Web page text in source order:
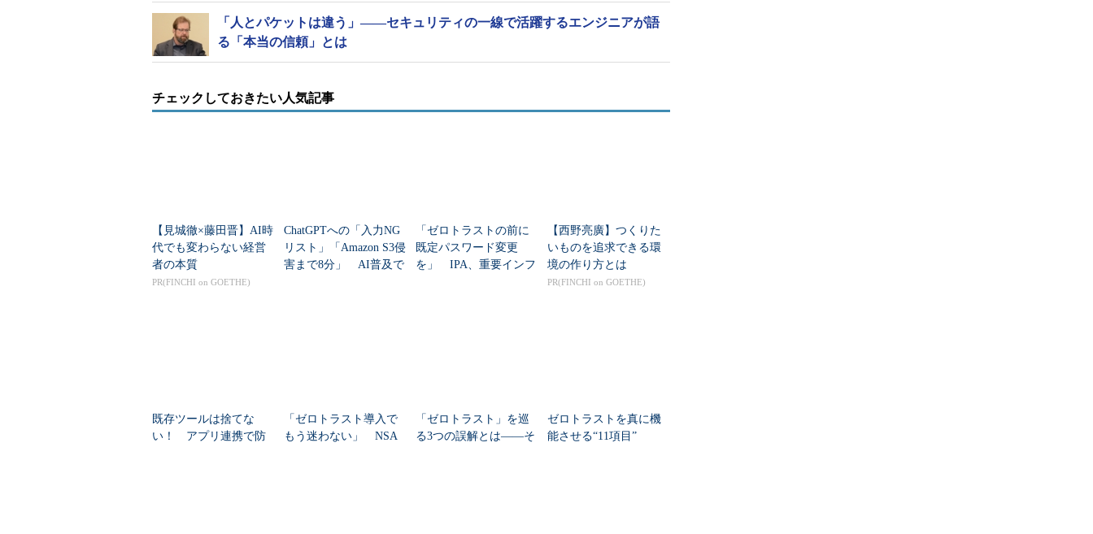
「人とパケットは違う」――セキュリティの一線で活躍するエンジニアが語
る「本当の信頼」とは
チェックしておきたい人気記事
【見城徹×藤田晋】AI時
代でも変わらない経営
者の本質
PR(FINCHI on GOETHE)
ChatGPTへの「入力NG
リスト」「Amazon S3侵
害まで8分」 AI普及で
「ゼロトラストの前に
既定パスワード変更
を」 IPA、重要インフ
【西野亮廣】つくりた
いものを追求できる環
境の作り方とは
PR(FINCHI on GOETHE)
既存ツールは捨てな
い！ アプリ連携で防
「ゼロトラスト導入で
もう迷わない」 NSA
「ゼロトラスト」を巡
る3つの誤解とは――そ
ゼロトラストを真に機
能させる“11項目”